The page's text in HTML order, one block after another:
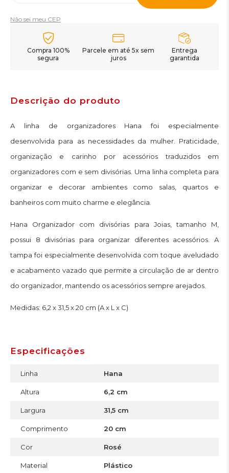
Não sei meu CEP
Compra 100%
segura
Parcele em até 5x sem
juros
Entrega
garantida
Descrição do produto
A linha de organizadores Hana foi especialmente
desenvolvida para as necessidades da mulher. Praticidade,
organização e carinho por acessórios traduzidos em
organizadores com e sem divisórias. Uma linha completa para
organizar e decorar ambientes como salas, quartos e
banheiros com muito charme e elegância.
Hana Organizador com divisórias para Joias, tamanho M,
possui 8 divisórias para organizar diferentes acessórios. A
tampa foi especialmente desenvolvida com toque aveludado
e acabamento vazado que permite a circulação de ar dentro
do organizador, mantendo os acessórios sempre arejados.
Medidas: 6,2 x 31,5 x 20 cm (A x L x C)
Especificações
Linha Hana
Altura 6,2 cm
Largura 31,5 cm
Comprimento 20 cm
Cor Rosé
Material Plástico